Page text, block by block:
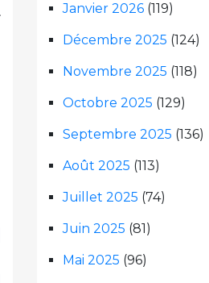
Janvier 2026 (119)
Décembre 2025 (124)
Novembre 2025 (118)
Octobre 2025 (129)
Septembre 2025 (136)
Août 2025 (113)
Juillet 2025 (74)
Juin 2025 (81)
Mai 2025 (96)